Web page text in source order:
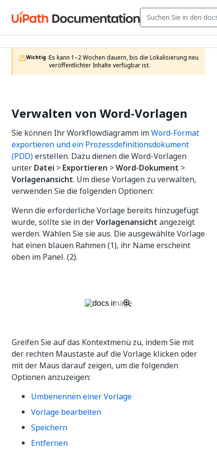
Wichtig :Es kann 1–2 Wochen dauern, bis die Lokalisierung neu
veröffentlichter Inhalte verfügbar ist.
Verwalten von Word-Vorlagen
Sie können Ihr Workflowdiagramm imWord-Format
exportieren und ein Prozessdefinitionsdokument
(PDD)erstellen. Dazu dienen die Word-Vorlagen
unter Datei > Exportieren >Word-Dokument >
Vorlagenansicht. Um diese Vorlagen zu verwalten,
verwenden Sie die folgenden Optionen:
Wenn die erforderliche Vorlage bereits hinzugefügt
wurde, sollte sie in derVorlagenansicht angezeigt
werden. Wählen Sie sie aus. Die ausgewählte Vorlage
hat einen blauen Rahmen (1), ihr Name erscheint
oben im Panel. (2).
Greifen Sie auf das Kontextmenü zu, indem Sie mit
der rechten Maustaste auf die Vorlage klicken oder
mit der Maus darauf zeigen, um die folgenden
Optionen anzuzeigen:
Umbenennen einer Vorlage
Vorlage bearbeiten
Speichern
Entfernen